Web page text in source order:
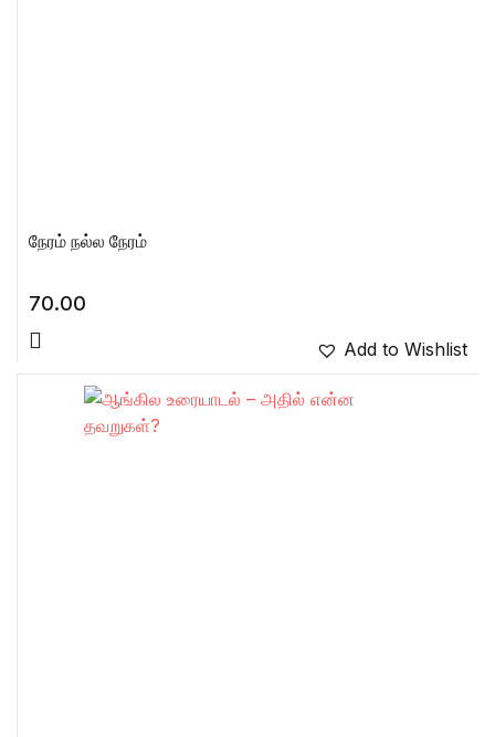
நேரம் நல்ல நேரம்
70.00
Add to Wishlist